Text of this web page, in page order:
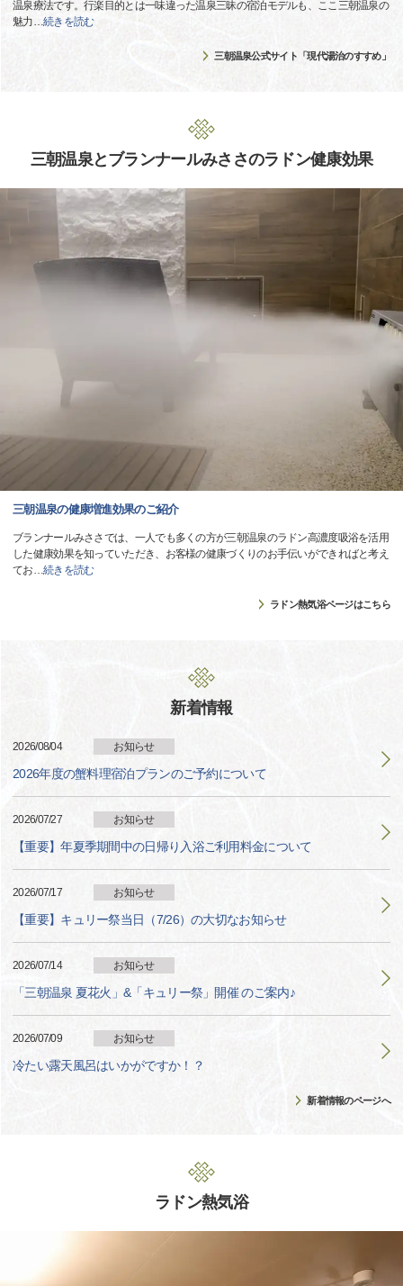
温泉療法です。行楽目的とは一味違った温泉三昧の宿泊モデルも、ここ三朝温泉の
魅力…続きを読む
三朝温泉公式サイト「現代湯治のすすめ」
三朝温泉とブランナールみささのラドン健康効果
三朝温泉の健康増進効果のご紹介
ブランナールみささでは、一人でも多くの方が三朝温泉のラドン高濃度吸浴を活用
した健康効果を知っていただき、お客様の健康づくりのお手伝いができればと考え
てお…続きを読む
ラドン熱気浴ページはこちら
新着情報
2026/08/04 お知らせ
2026年度の蟹料理宿泊プランのご予約について
2026/07/27 お知らせ
【重要】年夏季期間中の日帰り入浴ご利用料金について
2026/07/17 お知らせ
【重要】キュリー祭当日（7/26）の大切なお知らせ
2026/07/14 お知らせ
「三朝温泉 夏花火」&「キュリー祭」開催 のご案内♪
2026/07/09 お知らせ
冷たい露天風呂はいかがですか！？
新着情報のページへ
ラドン熱気浴